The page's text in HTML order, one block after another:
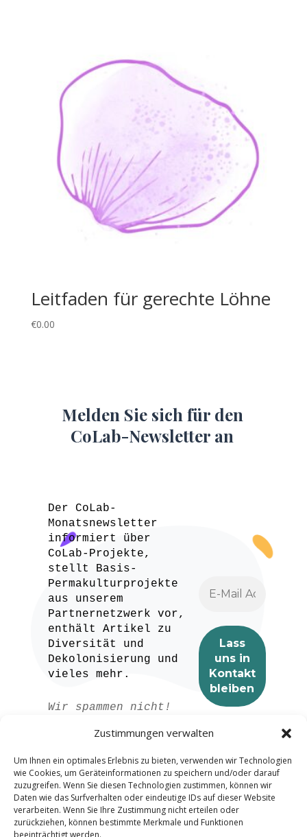
Zustimmungen verwalten
Um Ihnen ein optimales Erlebnis zu bieten, verwenden wir Technologien
wie Cookies, um Geräteinformationen zu speichern und/oder darauf
zuzugreifen. Wenn Sie diesen Technologien zustimmen, können wir
Daten wie das Surfverhalten oder eindeutige IDs auf dieser Website
verarbeiten. Wenn Sie Ihre Zustimmung nicht erteilen oder
zurückziehen, können bestimmte Merkmale und Funktionen
beeinträchtigt werden.
Leitfaden für gerechte Löhne
€0.00
Melden Sie sich für den
CoLab-Newsletter an
Der CoLab-
Monatsnewsletter
informiert über
CoLab-Projekte,
stellt Basis-
Permakulturprojekte
aus unserem
Partnernetzwerk vor,
enthält Artikel zu
Diversität und
Dekolonisierung und
vieles mehr.
Wir spammen nicht!
Datenschutzerklärung
Informationen.